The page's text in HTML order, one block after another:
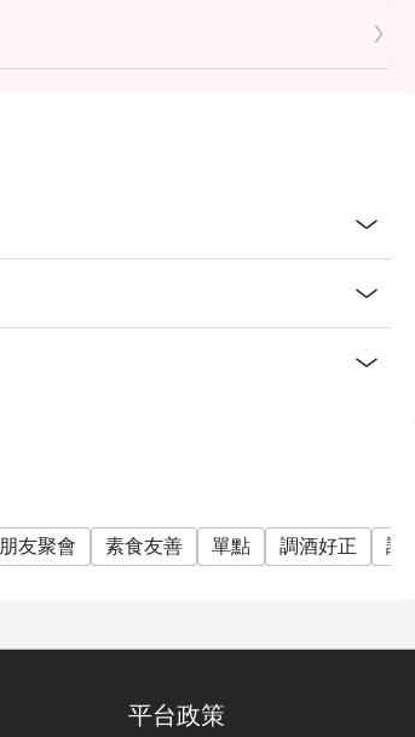
朋友聚會 素食友善 單點 調酒好正 調酒
平台政策